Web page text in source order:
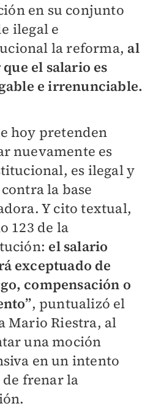
en su conjunto
ilegal e
la reforma, al
el salario es
e irrenunciable.
hoy pretenden
nuevamente es
es ilegal y
la base
Y cito textual,
123 de la
el salario
exceptuado de
compensación o
, puntualizó el
Mario Riestra, al
una moción
en un intento
frenar la